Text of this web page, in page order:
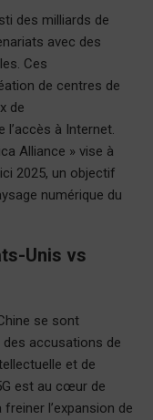
des milliards de
avec des
Ces
de centres de
de
à Internet.
Alliance » vise à
2025, un objectif
numérique du
Unis vs
se sont
accusations de
et de
est au cœur de
l’expansion de